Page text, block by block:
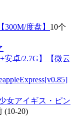
度盘】 10个
安卓/2.7G】【微云
女アイギス・ピン
(10-20)